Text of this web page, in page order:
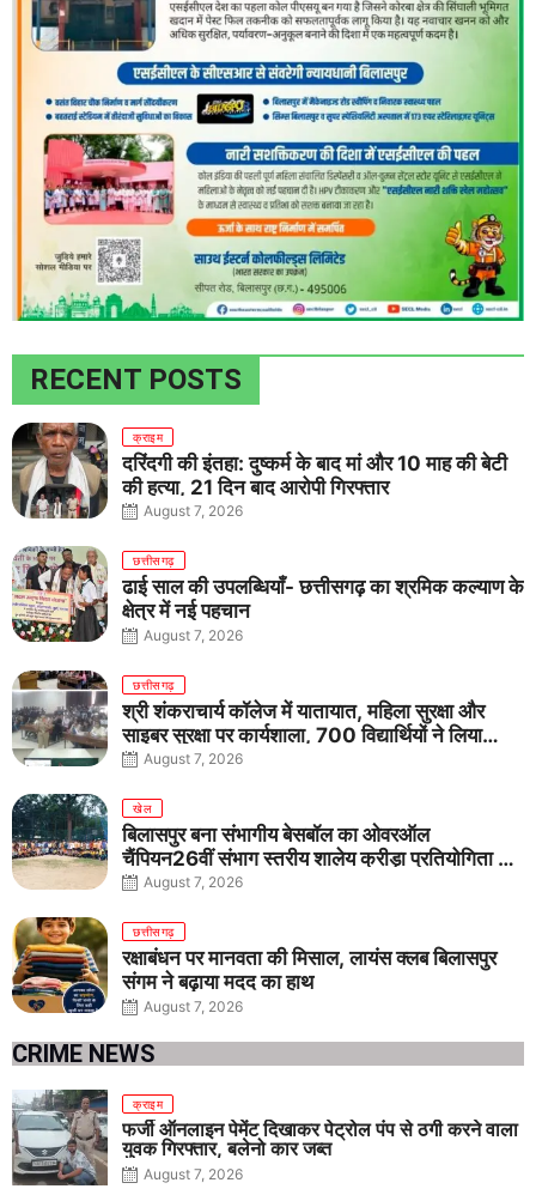
RECENT POSTS
क्राइम
दरिंदगी की इंतहा: दुष्कर्म के बाद मां और 10 माह की बेटी
की हत्या, 21 दिन बाद आरोपी गिरफ्तार
August 7, 2026
छत्तीसगढ़
ढाई साल की उपलब्धियाँ- छत्तीसगढ़ का श्रमिक कल्याण के
क्षेत्र में नई पहचान
August 7, 2026
छत्तीसगढ़
श्री शंकराचार्य कॉलेज में यातायात, महिला सुरक्षा और
साइबर सुरक्षा पर कार्यशाला, 700 विद्यार्थियों ने लिया
जागरूकता का संकल्प
August 7, 2026
खेल
बिलासपुर बना संभागीय बेसबॉल का ओवरऑल
चैंपियन26वीं संभाग स्तरीय शालेय क्रीड़ा प्रतियोगिता में
तीनों आयु वर्गों में शानदार प्रदर्शन
August 7, 2026
छत्तीसगढ़
रक्षाबंधन पर मानवता की मिसाल, लायंस क्लब बिलासपुर
संगम ने बढ़ाया मदद का हाथ
August 7, 2026
CRIME NEWS
क्राइम
फर्जी ऑनलाइन पेमेंट दिखाकर पेट्रोल पंप से ठगी करने वाला
युवक गिरफ्तार, बलेनो कार जब्त
August 7, 2026